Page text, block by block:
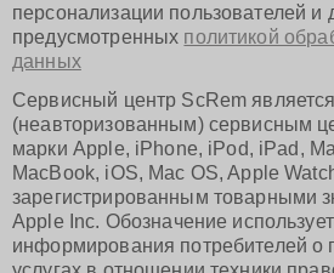
Красноярск
Пермь
Ульяновск
Киров
Архангельск
Астрахань
Белгород
Благовещенск
Брянск
Владивосток
персонализации пользователей и
предусмотренных политикой
данных
Сервисный центр ScRem
(неавторизованным) сервисным
марки Apple, iPhone, iPod, iPad,
MacBook, iOS, Mac OS, Apple
зарегистрированным товарными
Apple Inc. Обозначение
информирования потребителей о